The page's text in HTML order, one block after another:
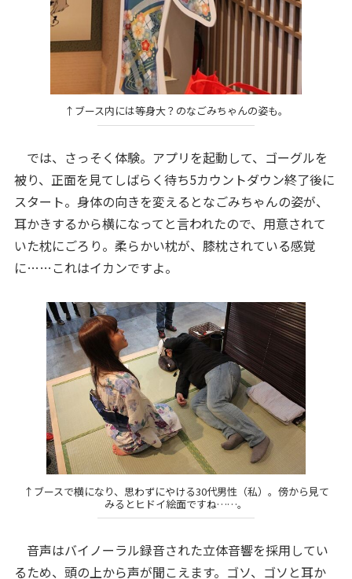
↑ブース内には等身大？のなごみちゃんの姿も。
では、さっそく体験。アプリを起動して、ゴーグルを
被り、正面を見てしばらく待ち5カウントダウン終了後に
スタート。身体の向きを変えるとなごみちゃんの姿が、
耳かきするから横になってと言われたので、用意されて
いた枕にごろり。柔らかい枕が、膝枕されている感覚
に……これはイカンですよ。
↑ブースで横になり、思わずにやける30代男性（私）。傍から見て
みるとヒドイ絵面ですね……。
音声はバイノーラル録音された立体音響を採用してい
るため、頭の上から声が聞こえます。ゴソ、ゴソと耳か